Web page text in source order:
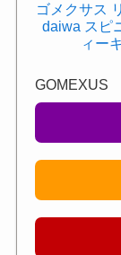
ゴメクサス
daiwa スピ
ィー
GOMEXUS